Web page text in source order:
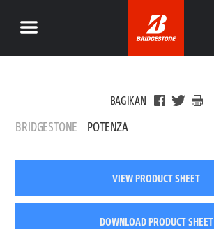
BAGIKAN
BRIDGESTONE POTENZA
VIEW PRODUCT SHEET
DOWNLOAD PRODUCT SHEET